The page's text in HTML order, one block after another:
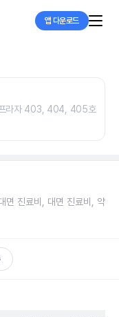
앱 다운로드
프라자 403, 404, 405호
면 진료비, 대면 진료비, 약